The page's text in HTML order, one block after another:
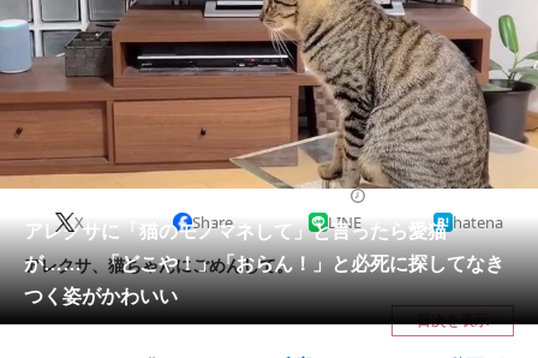
エンタメ クイズ
地域
住まい 教育・育児
動物 リサーチ
会員記事
メディア
注目記事を集めた総合ページ
アレクサに「猫のモノマネして」と言ったら愛猫
が…… 「どこや！」「おらん！」と必死に探してなき
つく姿がかわいい
X Share LINE hatena
アレクサ、猫ちゃんにごめんして。
目次を表示